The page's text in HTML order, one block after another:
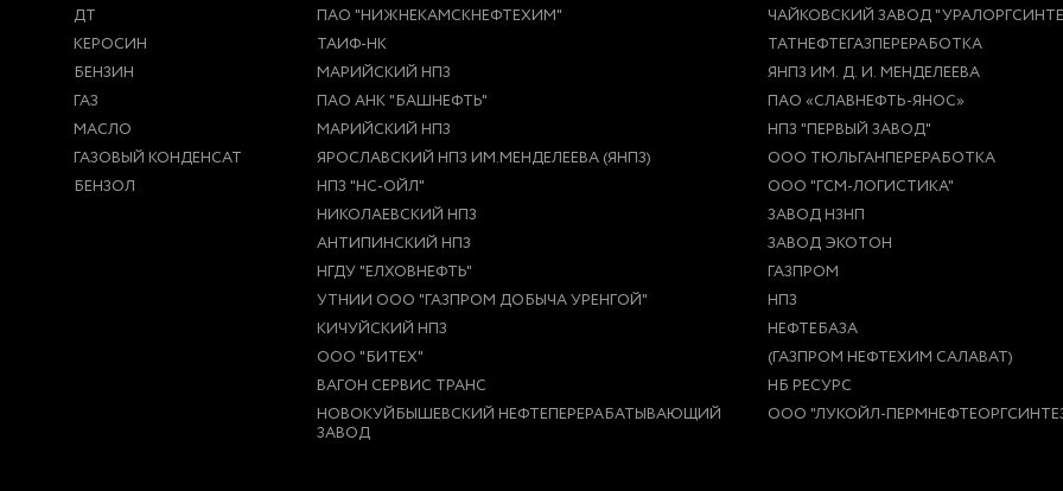
ДТ
КЕРОСИН
БЕНЗИН
ГАЗ
МАСЛО
ГАЗОВЫЙ КОНДЕНСАТ
БЕНЗОЛ
ПАО "НИЖНЕКАМСКНЕФТЕХИМ"
ТАИФ-НК
МАРИЙСКИЙ НПЗ
ПАО АНК "БАШНЕФТЬ"
МАРИЙСКИЙ НПЗ
ЯРОСЛАВСКИЙ НПЗ ИМ.МЕНДЕЛЕЕВА (ЯНПЗ)
НПЗ "НС-ОЙЛ"
НИКОЛАЕВСКИЙ НПЗ
АНТИПИНСКИЙ НПЗ
НГДУ "ЕЛХОВНЕФТЬ"
УТНИИ ООО "ГАЗПРОМ ДОБЫЧА УРЕНГОЙ"
КИЧУЙСКИЙ НПЗ
ООО "БИТЕХ"
ВАГОН СЕРВИС ТРАНС
НОВОКУЙБЫШЕВСКИЙ НЕФТЕПЕРЕРАБАТЫВАЮЩИЙ
ЗАВОД
ЧАЙКОВСКИЙ ЗАВОД
ТАТНЕФТЕГАЗПЕРЕРАБОТКА
ЯНПЗ ИМ. Д. И. МЕНДЕЛЕЕВА
ПАО «СЛАВНЕФТЬ-ЯНОС»
НПЗ "ПЕРВЫЙ ЗАВОД"
ООО ТЮЛЬГАНПЕРЕРАБОТКА
ООО "ГСМ-ЛОГИСТИКА"
ЗАВОД НЗНП
ЗАВОД ЭКОТОН
ГАЗПРОМ
НПЗ
НЕФТЕБАЗА
(ГАЗПРОМ НЕФТЕХИМ САЛАВАТ)
НБ РЕСУРС
ООО "ЛУКОЙЛ-